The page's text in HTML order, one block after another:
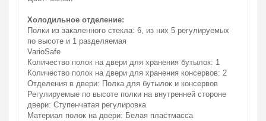
Холодильное отделение:
Полки из закаленного стекла: 6, из них 5 регулируемых
по высоте и 1 разделяемая
VarioSafe
Количество полок на двери для хранения бутылок: 1
Количество полок на двери для хранения консервов: 2
Отделения в двери: Полка для бутылок и консервов
Регулируемые по высоте полки на внутренней стороне
двери: Ступенчатая регулировка
Материал полок на двери: Белая пластмасса